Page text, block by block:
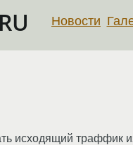
Новости
исходящий траффик